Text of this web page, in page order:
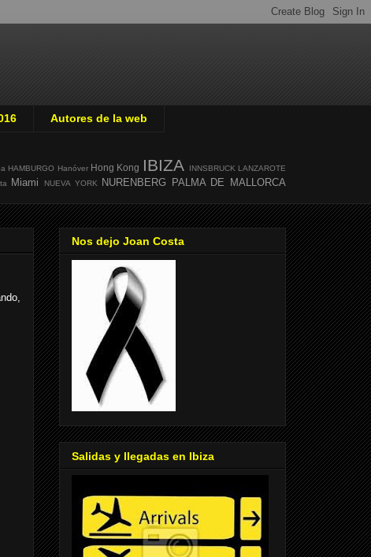
Autores de la web
HAMBURGO Hanóver Hong Kong IBIZA INNSBRUCK LANZAROTE
Miami NUEVA YORK NURENBERG PALMA DE MALLORCA
Nos dejo Joan Costa
Salidas y llegadas en Ibiza